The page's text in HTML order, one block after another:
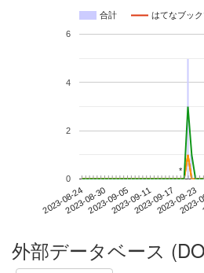
合計 はてなブック
2023-08-242023-08-302023-09-052023-09-112023-09-172023-09-23
0
2
4
6
**
外部データベース